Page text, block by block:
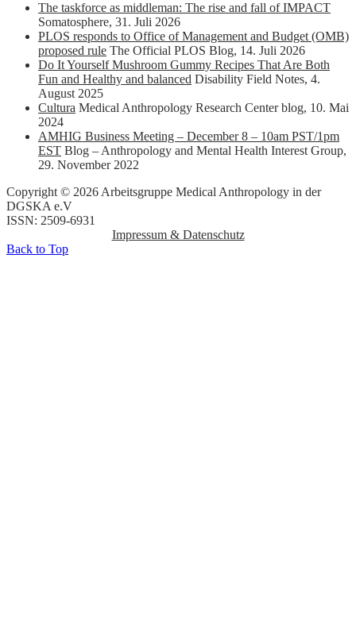
The taskforce as middleman: The rise and fall of IMPACT
Somatosphere, 31. Juli 2026
PLOS responds to Office of Management and Budget (OMB)
proposed rule The Official PLOS Blog, 14. Juli 2026
Do It Yourself Mushroom Gummy Recipes That Are Both
Fun and Healthy and balanced Disability Field Notes, 4.
August 2025
Cultura Medical Anthropology Research Center blog, 10. Mai
2024
AMHIG Business Meeting – December 8 – 10am PST/1pm
EST Blog – Anthropology and Mental Health Interest Group,
29. November 2022
Copyright © 2026 Arbeitsgruppe Medical Anthropology in der
DGSKA e.V
ISSN: 2509-6931
Impressum & Datenschutz
Back to Top